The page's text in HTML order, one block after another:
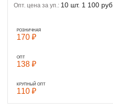
Опт. цена за уп.: 10 шт. 1 100 руб.
РОЗНИЧНАЯ
170 ₽
ОПТ
138 ₽
КРУПНЫЙ ОПТ
110 ₽